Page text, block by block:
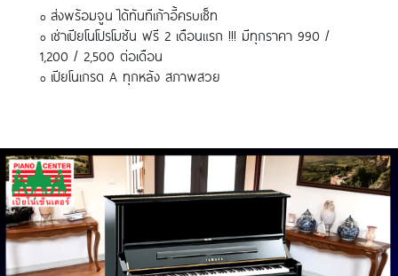
o ส่งพร้อมจูน ได้ทันทีเก้าอี้ครบเซ็ท
o เช่าเปียโนโปรโมชัน ฟรี 2 เดือนแรก !!! มีทุกราคา 990 /
1,200 / 2,500 ต่อเดือน
o เปียโนเกรด A ทุกหลัง สภาพสวย